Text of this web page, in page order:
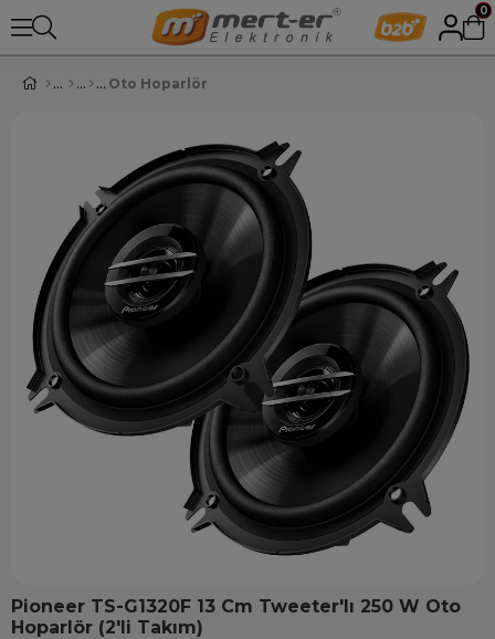
0
Oto Hoparlör
Pioneer TS-G1320F 13 Cm Tweeter'lı 250 W Oto
Hoparlör (2'li Takım)